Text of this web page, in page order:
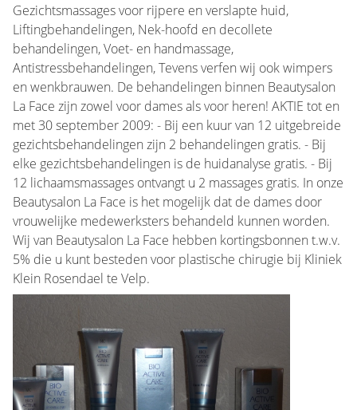
Gezichtsmassages voor rijpere en verslapte huid,
Liftingbehandelingen, Nek-hoofd en decollete
behandelingen, Voet- en handmassage,
Antistressbehandelingen, Tevens verfen wij ook wimpers
en wenkbrauwen. De behandelingen binnen Beautysalon
La Face zijn zowel voor dames als voor heren! AKTIE tot en
met 30 september 2009: - Bij een kuur van 12 uitgebreide
gezichtsbehandelingen zijn 2 behandelingen gratis. - Bij
elke gezichtsbehandelingen is de huidanalyse gratis. - Bij
12 lichaamsmassages ontvangt u 2 massages gratis. In onze
Beautysalon La Face is het mogelijk dat de dames door
vrouwelijke medewerksters behandeld kunnen worden.
Wij van Beautysalon La Face hebben kortingsbonnen t.w.v.
5% die u kunt besteden voor plastische chirugie bij Kliniek
Klein Rosendael te Velp.